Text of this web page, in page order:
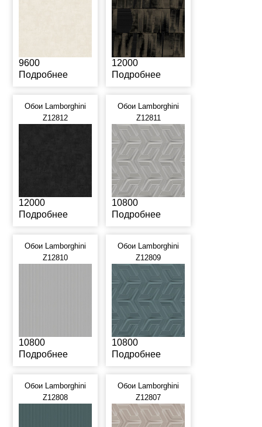
9600
Подробнее
12000
Подробнее
Обои Lamborghini
Z12812
12000
Подробнее
Обои Lamborghini
Z12811
10800
Подробнее
Обои Lamborghini
Z12810
10800
Подробнее
Обои Lamborghini
Z12809
10800
Подробнее
Обои Lamborghini
Z12808
Обои Lamborghini
Z12807